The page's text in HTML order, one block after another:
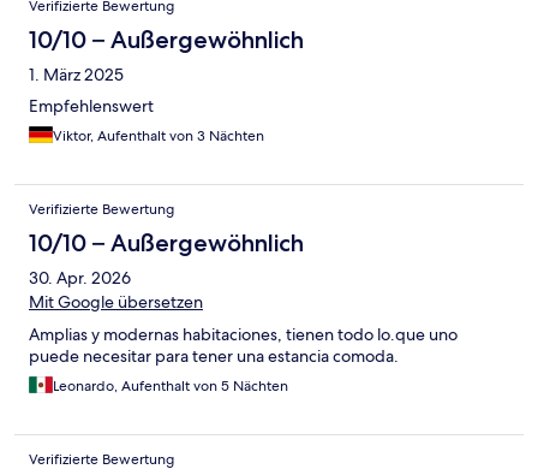
Verifizierte Bewertung
10/10 – Außergewöhnlich
1. März 2025
Empfehlenswert
Viktor, Aufenthalt von 3 Nächten
Verifizierte Bewertung
10/10 – Außergewöhnlich
30. Apr. 2026
Mit Google übersetzen
Amplias y modernas habitaciones, tienen todo lo.que uno
puede necesitar para tener una estancia comoda.
Leonardo, Aufenthalt von 5 Nächten
Verifizierte Bewertung